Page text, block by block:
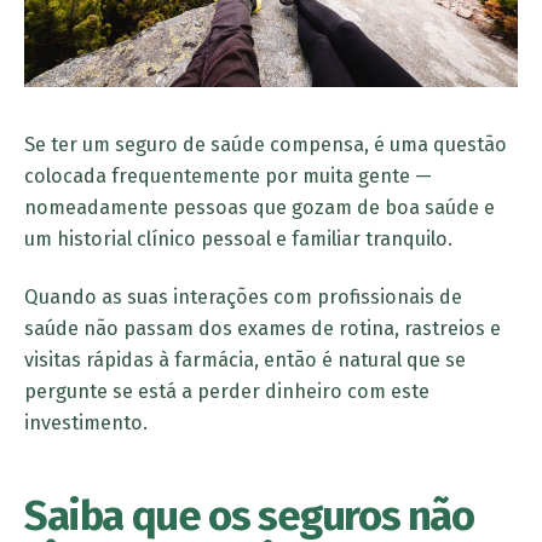
Se ter um seguro de saúde compensa, é uma questão
colocada frequentemente por muita gente —
nomeadamente pessoas que gozam de boa saúde e
um historial clínico pessoal e familiar tranquilo.
Quando as suas interações com profissionais de
saúde não passam dos exames de rotina, rastreios e
visitas rápidas à farmácia, então é natural que se
pergunte se está a perder dinheiro com este
investimento.
Saiba que os seguros não